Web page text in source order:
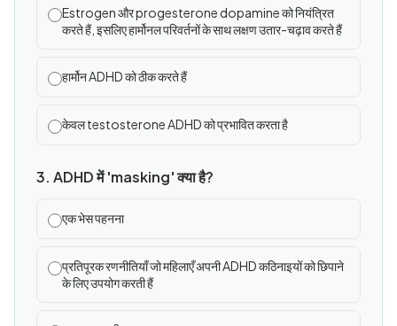
Estrogen और progesterone dopamine को नियंत्रित
करते हैं, इसलिए हार्मोनल परिवर्तनों के साथ लक्षण उतार-चढ़ाव करते हैं
हार्मोन ADHD को ठीक करते हैं
केवल testosterone ADHD को प्रभावित करता है
3. ADHD में 'masking' क्या है?
एक भेस पहनना
प्रतिपूरक रणनीतियाँ जो महिलाएँ अपनी ADHD कठिनाइयों को छिपाने
के लिए उपयोग करती हैं